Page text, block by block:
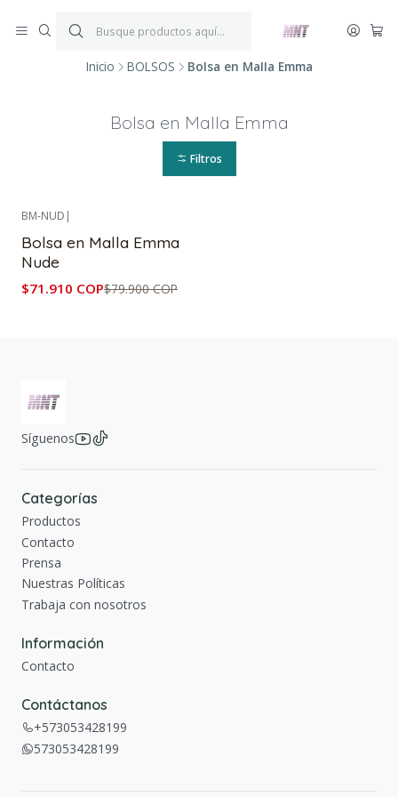
*Aplica condiciones y restricciones*
Inicio BOLSOS Bolsa en Malla Emma
Bolsa en Malla Emma
Filtros
BM-NUD |
Bolsa en Malla Emma
Nude
$71.910 COP$79.900 COP
Síguenos
Categorías
Productos
Contacto
Prensa
Nuestras Políticas
Trabaja con nosotros
Información
Contacto
Contáctanos
+573053428199
573053428199